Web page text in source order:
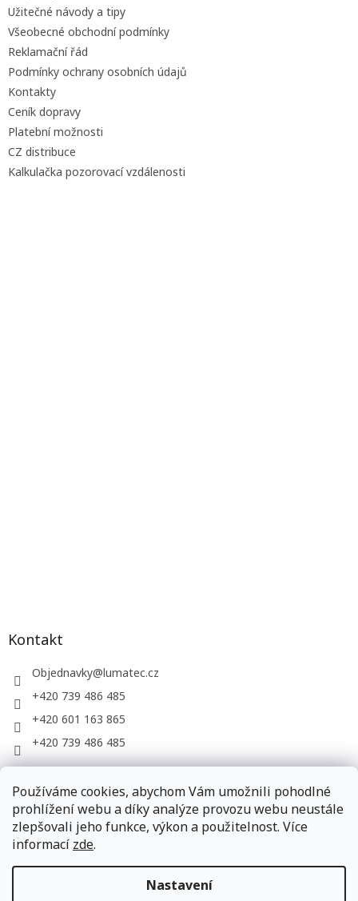
Používáme cookies, abychom Vám umožnili pohodlné
prohlížení webu a díky analýze provozu webu neustále
zlepšovali jeho funkce, výkon a použitelnost. Více
informací zde.
Nastavení
Užitečné návody a tipy
Všeobecné obchodní podmínky
Reklamační řád
Podmínky ochrany osobních údajů
Kontakty
Ceník dopravy
Platební možnosti
CZ distribuce
Kalkulačka pozorovací vzdálenosti
Kontakt
Objednavky@lumatec.cz
+420 739 486 485
+420 601 163 865
+420 739 486 485
LUMATEC, s.r.o. - web společnosti
Vytvořil Shoptet